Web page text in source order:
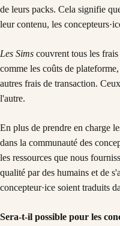
de leurs packs. Cela signifie
leur contenu, les
Les Sims couvrent tous les
comme les coûts de
autres frais de transaction.
l'autre.
En plus de prendre en charge
dans la communauté des
les ressources que nous
qualité par des humains et de
concepteur·ice soient traduits
Sera-t-il possible pour les